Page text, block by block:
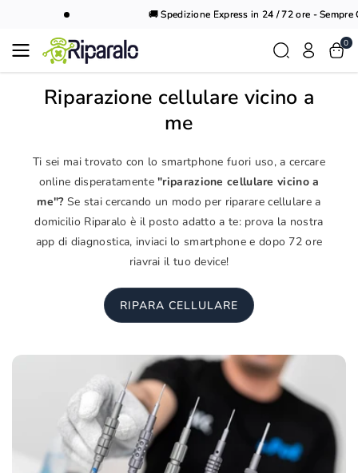
🚚 Spedizione Express in 24 / 72 ore - Sempre
0
Riparazione cellulare vicino a
me
Ti sei mai trovato con lo smartphone fuori uso, a cercare
online disperatamente"riparazione cellulare vicino a
me"?Se stai cercando un modo per riparare cellulare a
domicilio Riparalo è il posto adatto a te: prova la nostra
app di diagnostica, inviaci lo smartphone e dopo 72 ore
riavrai il tuo device!
RIPARA CELLULARE